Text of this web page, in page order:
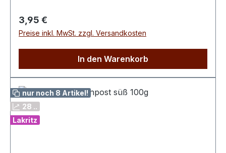
davon Zucker 64 g Eiweiß 2,9 g Salz 0,1 g
Regulärer Preis:
3,95 €
Preise inkl. MwSt. zzgl. Versandkosten
In den Warenkorb
nur noch 8 Artikel!
28 ..
Lakritz